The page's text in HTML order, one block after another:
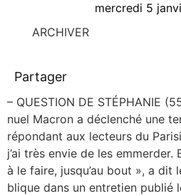
mercredi 5
ARCHIVER
Partager
– QUESTION DE STÉPHANIE
nuel Macron a déclen­ché une
répon­dant aux lec­teurs du
j’ai très envie de les
à le faire, jusqu’au bout », a
blique dans un entre­tien publié